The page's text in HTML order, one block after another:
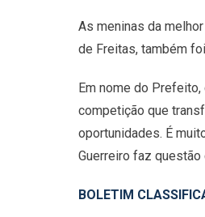
As meninas da
de Freitas, também
Em nome do
competição que
oportunidades. É
Guerreiro faz questão
BOLETIM